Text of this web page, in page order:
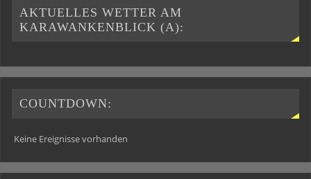
AKTUELLES WETTER AM
KARAWANKENBLICK (A):
COUNTDOWN:
Keine Ereignisse vorhanden